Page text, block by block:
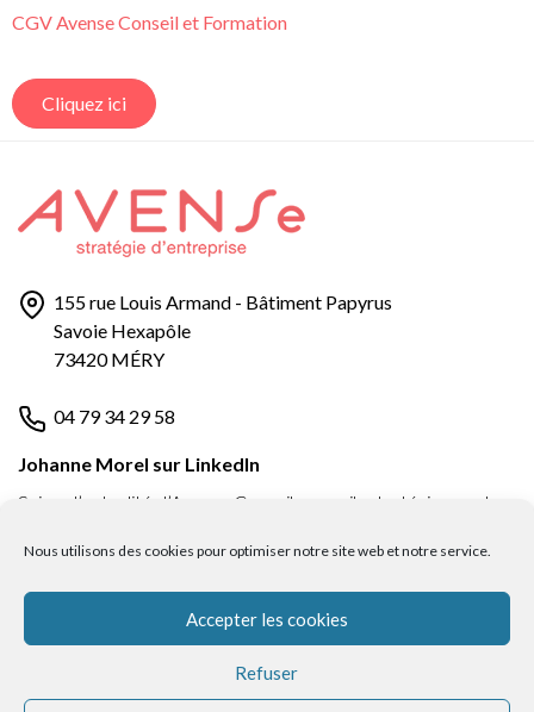
Nous utilisons des cookies pour optimiser notre site web et notre service.
Accepter les cookies
Refuser
CGV Avense Conseil et Formation
Cliquez ici
155 rue Louis Armand - Bâtiment Papyrus
Savoie Hexapôle
73420 MÉRY
04 79 34 29 58
Johanne Morel sur LinkedIn
Suivez l’actualité d’Avense Conseil, conseils stratégiques et
Suivre sur LinkedIn
Politique de confidentialité